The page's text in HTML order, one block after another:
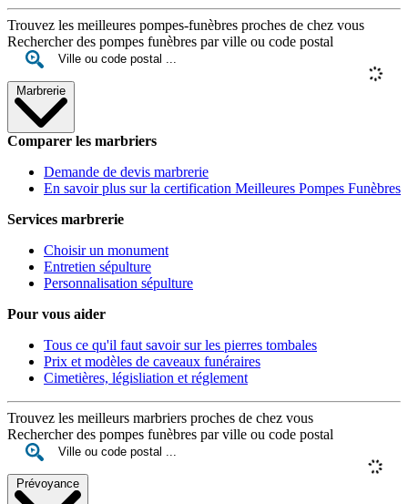
Trouvez les meilleures pompes-funèbres proches de chez vous
Rechercher des pompes funèbres par ville ou code postal
Marbrerie
Comparer les marbriers
Demande de devis marbrerie
En savoir plus sur la certification Meilleures Pompes Funèbres
Services marbrerie
Choisir un monument
Entretien sépulture
Personnalisation sépulture
Pour vous aider
Tous ce qu'il faut savoir sur les pierres tombales
Prix et modèles de caveaux funéraires
Cimetières, législiation et réglement
Trouvez les meilleurs marbriers proches de chez vous
Rechercher des pompes funèbres par ville ou code postal
Prévoyance